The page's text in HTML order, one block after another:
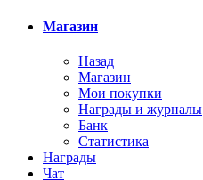
Магазин
Назад
Магазин
Мои покупки
Награды и журналы
Банк
Статистика
Награды
Чат